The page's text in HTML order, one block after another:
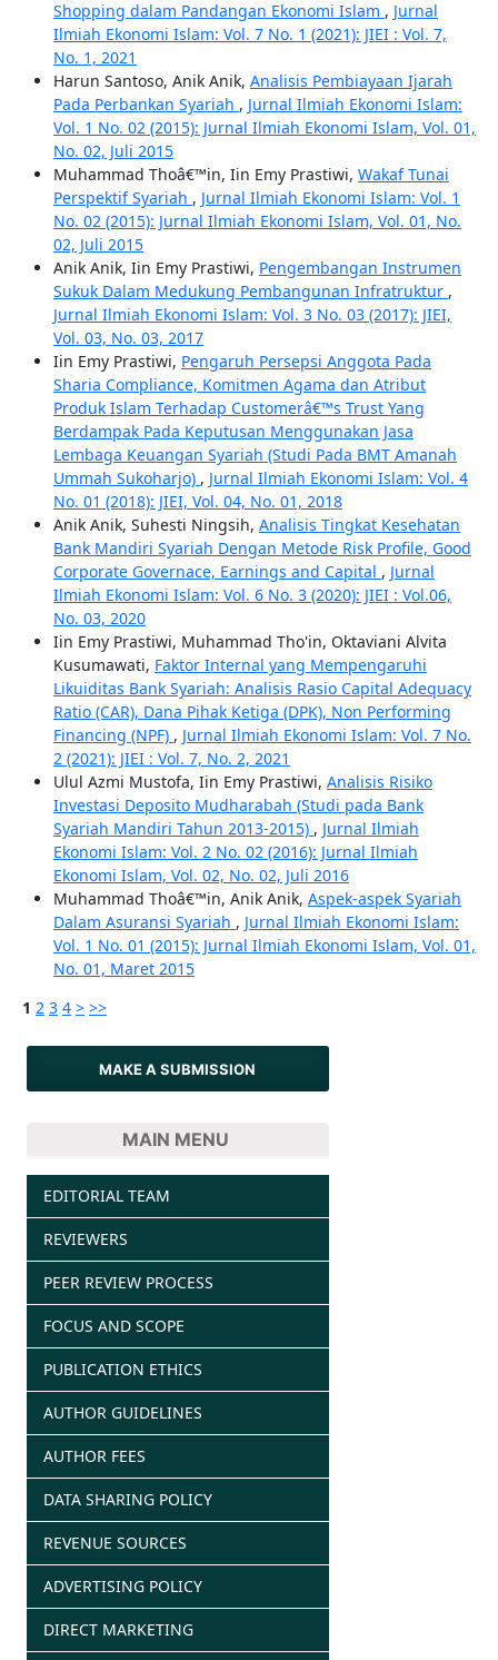
Shopping dalam Pandangan Ekonomi Islam , Jurnal
Ilmiah Ekonomi Islam: Vol. 7 No. 1 (2021): JIEI : Vol. 7,
No. 1, 2021
Harun Santoso, Anik Anik, Analisis Pembiayaan Ijarah
Pada Perbankan Syariah , Jurnal Ilmiah Ekonomi Islam:
Vol. 1 No. 02 (2015): Jurnal Ilmiah Ekonomi Islam, Vol. 01,
No. 02, Juli 2015
Muhammad Thoâ€™in, Iin Emy Prastiwi, Wakaf Tunai
Perspektif Syariah , Jurnal Ilmiah Ekonomi Islam: Vol. 1
No. 02 (2015): Jurnal Ilmiah Ekonomi Islam, Vol. 01, No.
02, Juli 2015
Anik Anik, Iin Emy Prastiwi, Pengembangan Instrumen
Sukuk Dalam Medukung Pembangunan Infratruktur ,
Jurnal Ilmiah Ekonomi Islam: Vol. 3 No. 03 (2017): JIEI,
Vol. 03, No. 03, 2017
Iin Emy Prastiwi, Pengaruh Persepsi Anggota Pada
Sharia Compliance, Komitmen Agama dan Atribut
Produk Islam Terhadap Customerâ€™s Trust Yang
Berdampak Pada Keputusan Menggunakan Jasa
Lembaga Keuangan Syariah (Studi Pada BMT Amanah
Ummah Sukoharjo) , Jurnal Ilmiah Ekonomi Islam: Vol. 4
No. 01 (2018): JIEI, Vol. 04, No. 01, 2018
Anik Anik, Suhesti Ningsih, Analisis Tingkat Kesehatan
Bank Mandiri Syariah Dengan Metode Risk Profile, Good
Corporate Governace, Earnings and Capital , Jurnal
Ilmiah Ekonomi Islam: Vol. 6 No. 3 (2020): JIEI : Vol.06,
No. 03, 2020
Iin Emy Prastiwi, Muhammad Tho'in, Oktaviani Alvita
Kusumawati, Faktor Internal yang Mempengaruhi
Likuiditas Bank Syariah: Analisis Rasio Capital Adequacy
Ratio (CAR), Dana Pihak Ketiga (DPK), Non Performing
Financing (NPF) , Jurnal Ilmiah Ekonomi Islam: Vol. 7 No.
2 (2021): JIEI : Vol. 7, No. 2, 2021
Ulul Azmi Mustofa, Iin Emy Prastiwi, Analisis Risiko
Investasi Deposito Mudharabah (Studi pada Bank
Syariah Mandiri Tahun 2013-2015) , Jurnal Ilmiah
Ekonomi Islam: Vol. 2 No. 02 (2016): Jurnal Ilmiah
Ekonomi Islam, Vol. 02, No. 02, Juli 2016
Muhammad Thoâ€™in, Anik Anik, Aspek-aspek Syariah
Dalam Asuransi Syariah , Jurnal Ilmiah Ekonomi Islam:
Vol. 1 No. 01 (2015): Jurnal Ilmiah Ekonomi Islam, Vol. 01,
No. 01, Maret 2015
1 2 3 4 > >>
MAKE A SUBMISSION
MAIN MENU
EDITORIAL TEAM
REVIEWERS
PEER REVIEW PROCESS
FOCUS AND SCOPE
PUBLICATION ETHICS
AUTHOR GUIDELINES
AUTHOR FEES
DATA SHARING POLICY
REVENUE SOURCES
ADVERTISING POLICY
DIRECT MARKETING